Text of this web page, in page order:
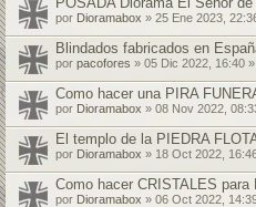
por Dioramabox » 25 Ene 2023,
Blindados fabricados en
por pacofores » 05 Dic 2022, 16:40
Como hacer una PIRA
por Dioramabox » 08 Nov 2022,
El templo de la PIEDRA
por Dioramabox » 18 Oct 2022,
Como hacer CRISTALES para
por Dioramabox » 06 Oct 2022,